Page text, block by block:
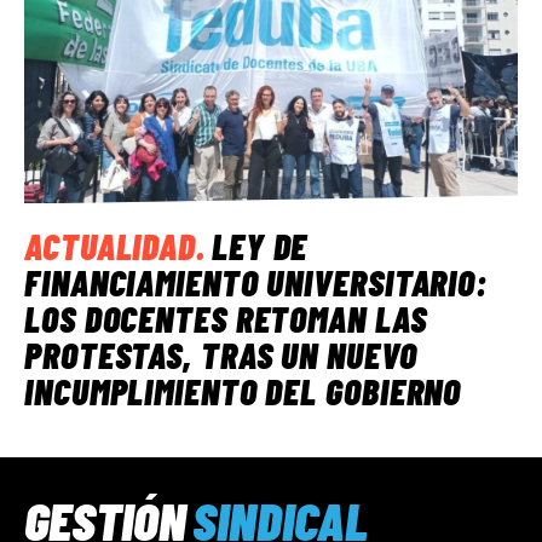
ACTUALIDAD.LEY DE
FINANCIAMIENTO UNIVERSITARIO:
LOS DOCENTES RETOMAN LAS
PROTESTAS, TRAS UN NUEVO
INCUMPLIMIENTO DEL GOBIERNO
GESTIÓNSINDICAL